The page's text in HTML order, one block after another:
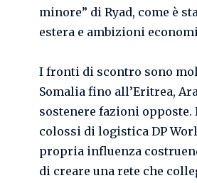
minore” di Ryad, come è
estera e ambizioni
I fronti di scontro sono
Somalia fino all’Eritrea,
sostenere fazioni opposte.
colossi di logistica DP
propria influenza
di creare una rete che